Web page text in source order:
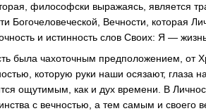
философски выражаясь, является
Богочеловеческой, Вечности, которая
и истинность слов Своих: Я —
была чахоточным предположением, от
которую руки наши осязают, глаза
ощутимым, как и дух времени. В
с вечностью, а тем самым и своего